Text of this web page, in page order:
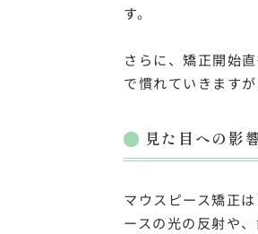
す。
さらに、矯正開始
で慣れていきます
見た目への影
マウスピース矯正
ースの光の反射や